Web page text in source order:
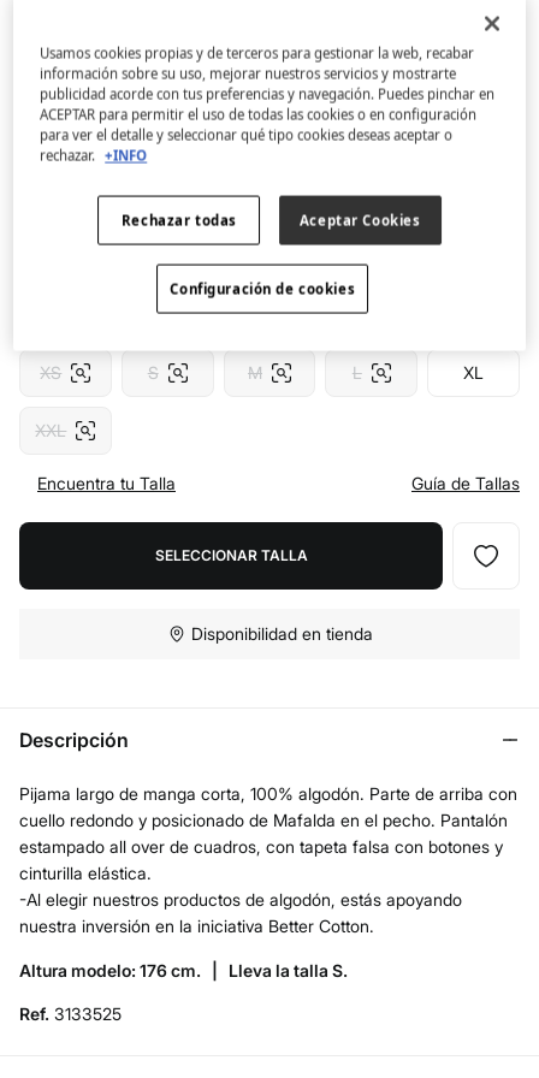
Women'secret
Pijama largo algodón Mafalda cuadros
4.7 (161)
8,99 €
estampado
XS S M L XL
XXL
Encuentra tu Talla Guía de Tallas
SELECCIONAR TALLA
Disponibilidad en tienda
Descripción
Pijama largo de manga corta, 100% algodón. Parte de arriba con
cuello redondo y posicionado de Mafalda en el pecho. Pantalón
estampado all over de cuadros, con tapeta falsa con botones y
cinturilla elástica.
-Al elegir nuestros productos de algodón, estás apoyando
nuestra inversión en la iniciativa Better Cotton.
Altura modelo: 176 cm. | Lleva la talla S.
Ref. 3133525
Usamos cookies propias y de terceros para gestionar la web, recabar
información sobre su uso, mejorar nuestros servicios y mostrarte
publicidad acorde con tus preferencias y navegación. Puedes pinchar en
ACEPTAR para permitir el uso de todas las cookies o en configuración
para ver el detalle y seleccionar qué tipo cookies deseas aceptar o
rechazar. +INFO
Rechazar todas Aceptar Cookies
Configuración de cookies